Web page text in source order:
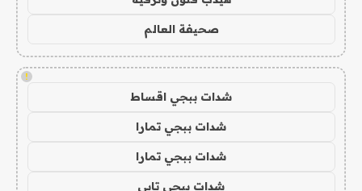
صحيفة العالم
!
شدات ببجي اقساط
شدات ببجي تمارا
شدات ببجي تمارا
شدات ببجي تابي